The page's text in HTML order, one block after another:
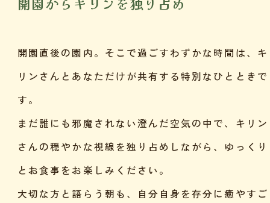
開園直後の園内。そこで過ごすわずかな時間は、キ
リンさんとあなただけが共有する特別なひとときで
す。
まだ誰にも邪魔されない澄んだ空気の中で、キリン
さんの穏やかな視線を独り占めしながら、ゆっくり
とお食事をお楽しみください。
大切な方と語らう朝も、自分自身を存分に癒やすご